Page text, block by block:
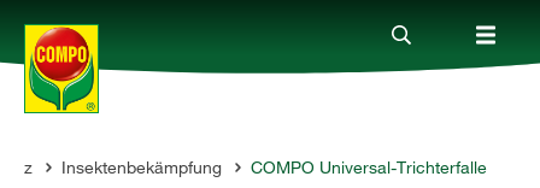
ProdukteInsektenbekämpfung COMPO Universal-Trichterfalle